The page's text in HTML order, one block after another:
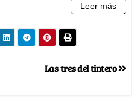
Las tres del tintero